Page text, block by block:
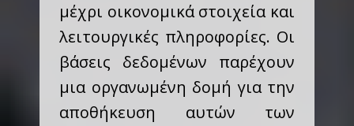
μέχρι οικονομικά στοιχεία και
λειτουργικές πληροφορίες. Οι
βάσεις δεδομένων παρέχουν
μια οργανωμένη δομή για την
αποθήκευση αυτών των